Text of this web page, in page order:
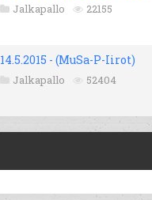
Jalkapallo 22155
14.5.2015 - (MuSa-P-Iirot)
Jalkapallo 52404